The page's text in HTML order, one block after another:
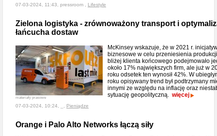
07-03-2024, 11:43, pressroom , Lifestyle
Zielona logistyka - zrównoważony transport i
łańcucha dostaw
materiały prasowe
McKinsey wskazuje, że w 2021 r.
biznesowe w celu przeniesienia produkcji
bliżej klienta końcowego podejmowało
około 17% największych firm, ale już w
roku odsetek ten wynosił 42%. W
roku opisywany trend był podtrzymany
innymi ze względu na inflację oraz
sytuację geopolityczną. więcej
07-03-2024, 10:24, _, Pieniądze
Orange i Palo Alto Networks łączą siły